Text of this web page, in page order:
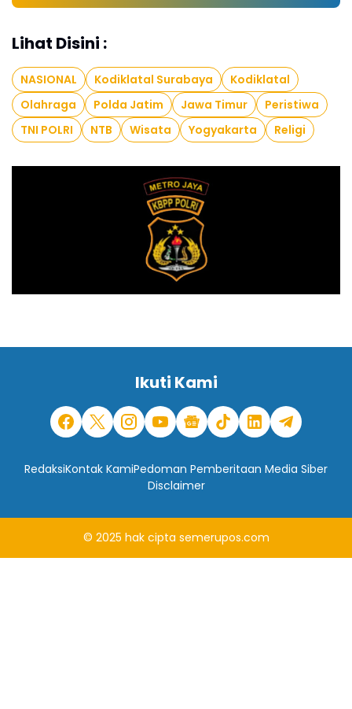
Lihat Disini :
NASIONAL Kodiklatal Surabaya
Kodiklatal
Olahraga
Polda Jatim Jawa Timur
Peristiwa
TNI POLRI
NTB Wisata Yogyakarta Religi
Ikuti Kami
RedaksiKontak KamiPedoman Pemberitaan Media Siber
Disclaimer
© 2025 hak cipta semerupos.com